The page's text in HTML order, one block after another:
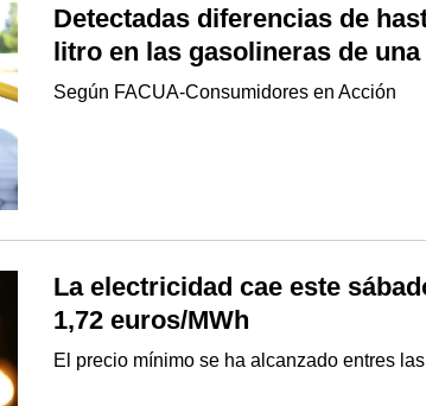
Detectadas diferencias de
litro en las gasolineras de
Según FACUA-Consumidores en Acción
La electricidad cae este
1,72 euros/MWh
El precio mínimo se ha alcanzado entres